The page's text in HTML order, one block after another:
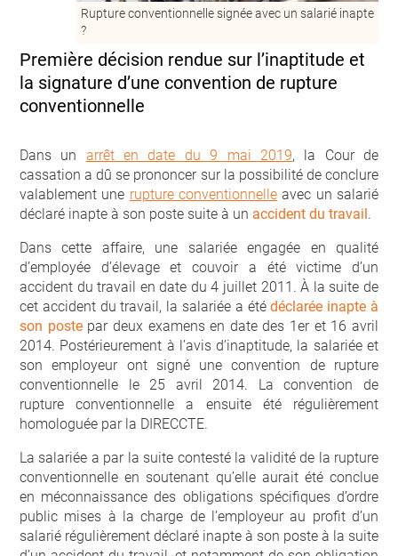
Rupture conventionnelle signée avec un salarié inapte
?
Première décision rendue sur l’inaptitude et
la signature d’une convention de rupture
conventionnelle
Dans un arrêt en date du 9 mai 2019, la Cour de
cassation a dû se prononcer sur la possibilité de conclure
valablement une rupture conventionnelle avec un salarié
déclaré inapte à son poste suite à un accident du travail.
Dans cette affaire, une salariée engagée en qualité
d’employée d’élevage et couvoir a été victime d’un
accident du travail en date du 4 juillet 2011. À la suite de
cet accident du travail, la salariée a étédéclarée inapte à
son postepar deux examens en date des 1er et 16 avril
2014. Postérieurement à l’avis d’inaptitude, la salariée et
son employeur ont signé une convention de rupture
conventionnelle le 25 avril 2014. La convention de
rupture conventionnelle a ensuite été régulièrement
homologuée par la DIRECCTE.
La salariée a par la suite contesté la validité de la rupture
conventionnelle en soutenant qu’elle aurait été conclue
en méconnaissance des obligations spécifiques d’ordre
public mises à la charge de l’employeur au profit d’un
salarié régulièrement déclaré inapte à son poste à la suite